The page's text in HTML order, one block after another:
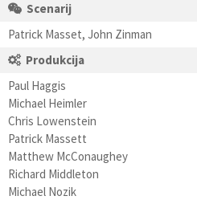
Scenarij
Patrick Masset, John Zinman
Produkcija
Paul Haggis
Michael Heimler
Chris Lowenstein
Patrick Massett
Matthew McConaughey
Richard Middleton
Michael Nozik